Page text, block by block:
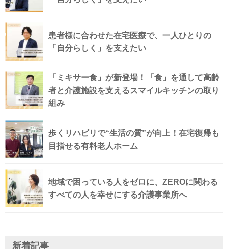
患者様に合わせた在宅医療で、一人ひとりの
「自分らしく」を支えたい
「ミキサー食」が新登場！「食」を通して高齢
者と介護施設を支えるスマイルキッチンの取り
組み
歩くリハビリで“生活の質”が向上！在宅復帰も
目指せる有料老人ホーム
地域で困っている人をゼロに、ZEROに関わる
すべての人を幸せにする介護事業所へ
新着記事